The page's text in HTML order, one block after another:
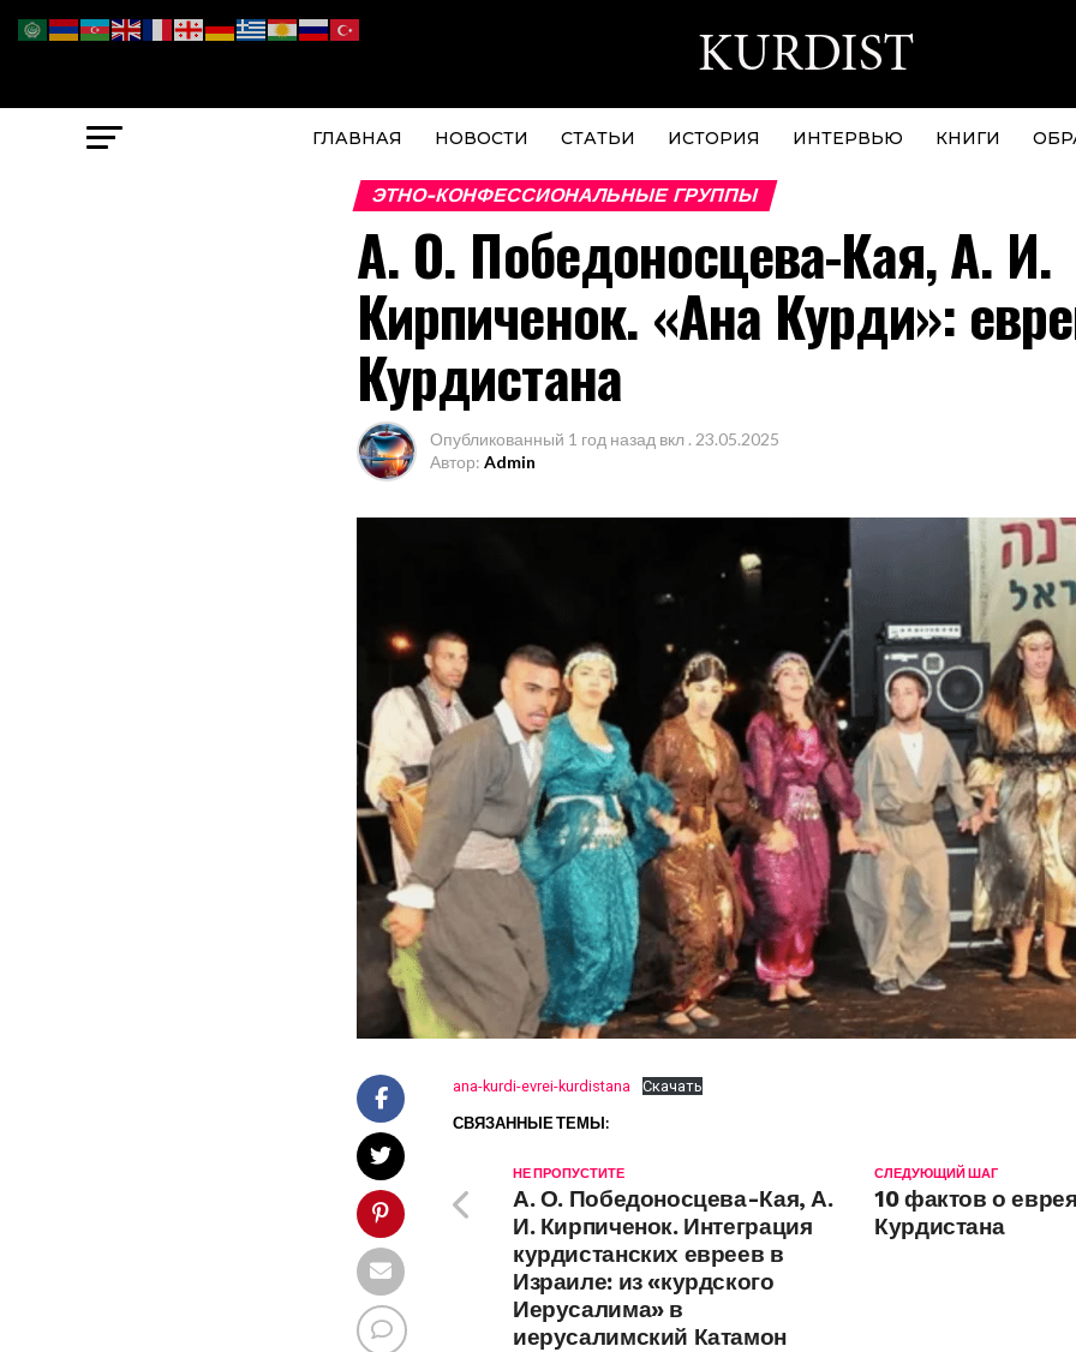
ГЛАВНАЯ НОВОСТИ СТАТЬИ ИСТОРИЯ ИНТЕРВЬЮ КНИГИ
ЭТНО-КОНФЕССИОНАЛЬНЫЕ ГРУППЫ
А. О. Победоносцева-Кая, А. И.
Кирпиченок. «Ана Курди»:
Курдистана
Опубликованный 1 год назад вкл . 23.05.2025
Автор: Admin
ana-kurdi-evrei-kurdistana Скачать
СВЯЗАННЫЕ ТЕМЫ:
СЛЕДУЮЩИЙ ШАГ
10 фактов о
Курдистана
НЕ ПРОПУСТИТЕ
А. О. Победоносцева-Кая, А.
И. Кирпиченок. Интеграция
курдистанских евреев в
Израиле: из «курдского
Иерусалима» в
иерусалимский Катамон